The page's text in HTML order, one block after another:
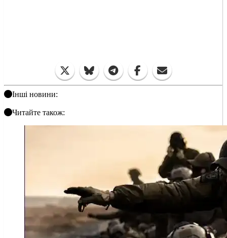
Інші новини:
Читайте також: